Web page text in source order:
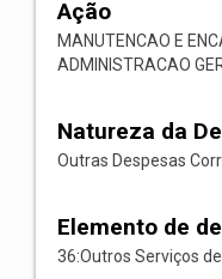
Ação
MANUTENCAO E
ADMINISTRACAO
Natureza da
Outras Despesas
Elemento de
36:Outros Serviços